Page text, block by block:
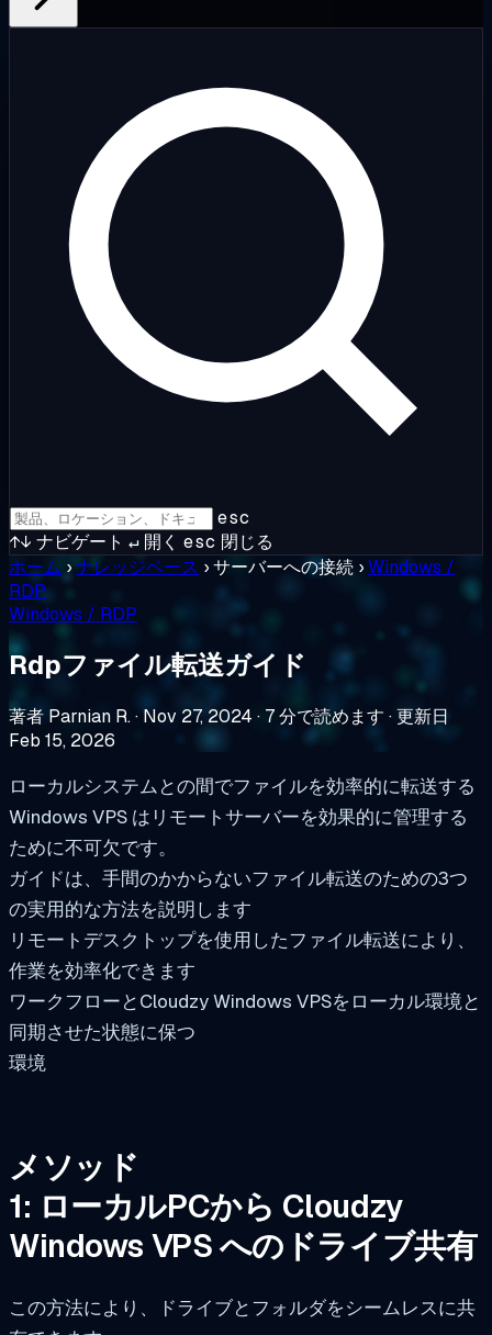
esc
↑↓ ナビゲート ↵ 開く esc 閉じる
ホーム ›ナレッジベース ›サーバーへの接続 ›Windows /
RDP
Windows / RDP
Rdpファイル転送ガイド
著者 Parnian R.·Nov 27, 2024 · 7 分で読めます ·更新日
Feb 15, 2026
ローカルシステムとの間でファイルを効率的に転送する
Windows VPS はリモートサーバーを効果的に管理する
ために不可欠です。
ガイドは、手間のかからないファイル転送のための3つ
の実用的な方法を説明します
リモートデスクトップを使用したファイル転送により、
作業を効率化できます
ワークフローとCloudzy Windows VPSをローカル環境と
同期させた状態に保つ
環境
メソッド
1: ローカルPCから Cloudzy
Windows VPS へのドライブ共有
この方法により、ドライブとフォルダをシームレスに共